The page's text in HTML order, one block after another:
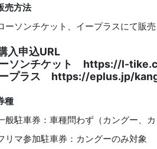
売方法
ーソンチケット、イープラスにて販売
入申込URL
ソンチケット https://l-
プラス https://eplus.jp/
種
般駐車券：車種問わず（カングー、
リマ参加駐車券：カングーのみ対象